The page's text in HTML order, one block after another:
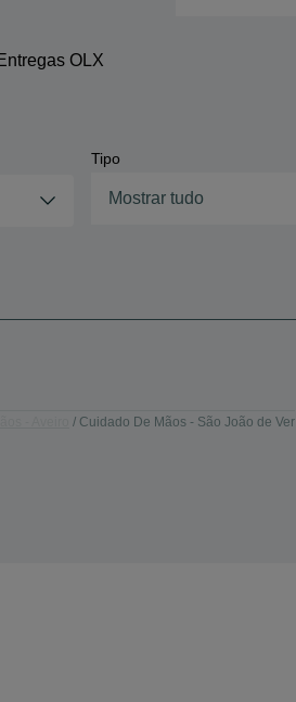
OLX
Tipo
Mostrar tudo
Cuidado De Mãos - São João de Ver